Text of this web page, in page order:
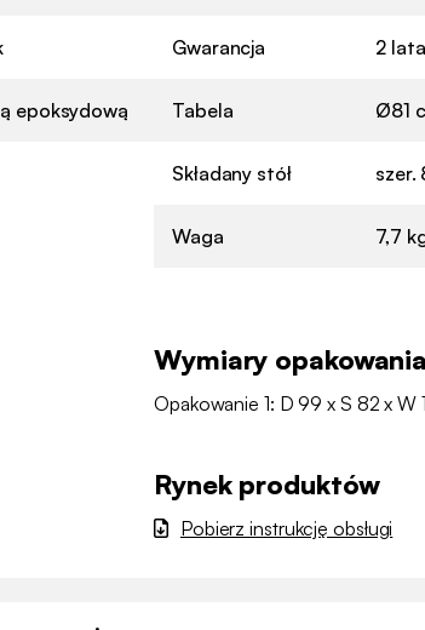
epoksydową
Gwarancja 2 lata
Tabela Ø81
Składany stół szer.
Waga 7,7
Wymiary opakowania
Opakowanie 1: D 99 x S 82 x W
Rynek produktów
Pobierz instrukcję obsługi